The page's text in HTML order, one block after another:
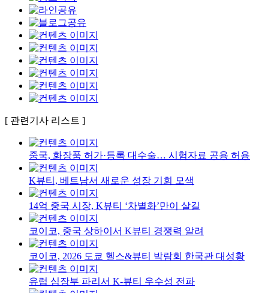
[ 관련기사 리스트 ]
중국, 화장품 허가·등록 대수술… 시험자료 공용 허용
K뷰티, 베트남서 새로운 성장 기회 모색
14억 중국 시장, K뷰티 ‘차별화’만이 살길
코이코, 중국 상하이서 K뷰티 경쟁력 알려
코이코, 2026 도쿄 헬스&뷰티 박람회 한국관 대성황
유럽 심장부 파리서 K-뷰티 우수성 전파